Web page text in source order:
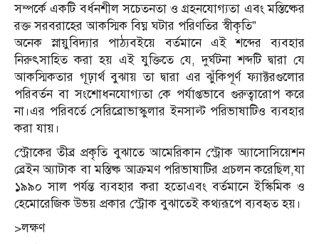
সম্পর্কে একটি বর্ধনশীল সচেতনতা ও গ্রহনযোগ্যতা এবং মস্তিষ্কের
রক্ত সরবরাহের আকস্মিক বিঘ্ন ঘটার পরিণতির স্বীকৃতি”
অনেক স্নায়ুবিদ্যার পাঠ্যবইয়ে বর্তমানে এই শব্দের ব্যবহার
নিরুৎসাহিত করা হয় এই যুক্তিতে যে, দুর্ঘটনা শব্দটি দ্বারা যে
আকস্মিকতার গূঢ়ার্থ বুঝায় তা দ্বারা এর ঝুঁকিপূর্ণ ফ্যাক্টরগুলোর
পরিবর্তন বা সংশোধনযোগ্যতা কে পর্যাপ্তভাবে গুরুত্বারোপ করে
না।এর পরিবর্তে সেরিব্রোভাস্কুলার ইনসাল্ট পরিভাষাটিও ব্যবহার
করা যায়।
স্ট্রোকের তীব্র প্রকৃতি বুঝাতে আমেরিকান স্ট্রোক অ্যাসোসিয়েশন
ব্রেইন অ্যাটাক বা মস্তিষ্ক আক্রমণ পরিভাষাটির প্রচলন করেছিল,যা
১৯৯০ সাল পর্যন্ত ব্যবহার করা হতোএবং বর্তমানে ইস্কিমিক ও
হেমোরেজিক উভয় প্রকার স্ট্রোক বুঝাতেই কথ্যরূপে ব্যবহৃত হয়।
>লক্ষণ